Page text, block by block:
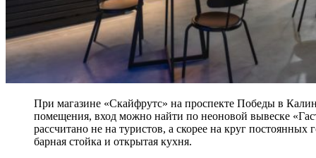
При магазине «Скайфрутс» на проспекте Победы в
помещения, вход можно найти по неоновой вывеске
рассчитано не на туристов, а скорее на круг
барная стойка и открытая кухня.